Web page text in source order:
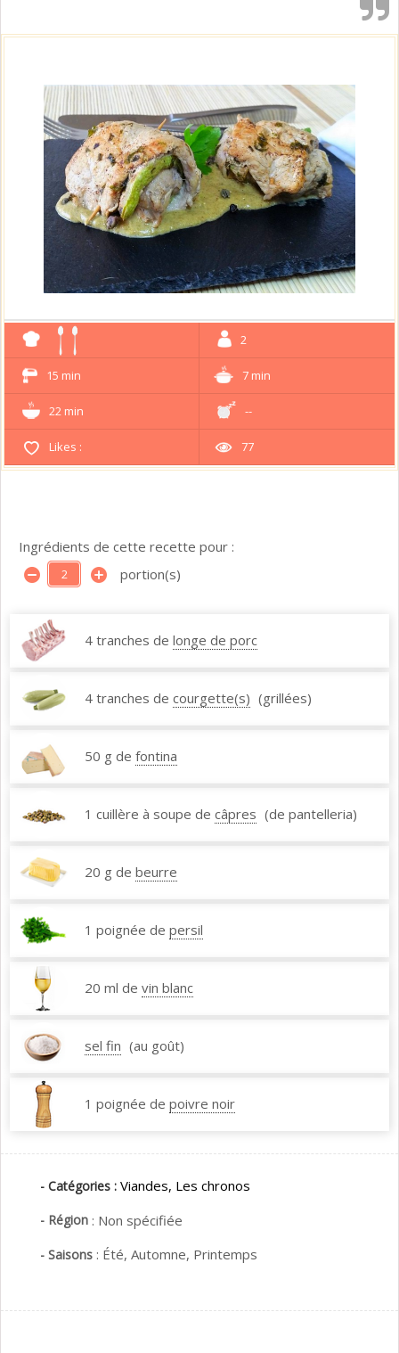
2
15 min 7 min
22 min --
Likes : 77
Ingrédients de cette recette pour :
portion(s)
4 tranches de longe de porc
4 tranches de courgette(s) (grillées)
50 g de fontina
1 cuillère à soupe de câpres (de pantelleria)
20 g de beurre
1 poignée de persil
20 ml de vin blanc
sel fin (au goût)
1 poignée de poivre noir
- Catégories : Viandes, Les chronos
- Région : Non spécifiée
- Saisons : Été, Automne, Printemps